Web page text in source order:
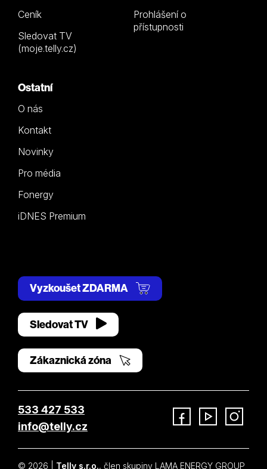
Ceník
Sledovat TV
(moje.telly.cz)
Prohlášení o
přístupnosti
Ostatní
O nás
Kontakt
Novinky
Pro média
Fonergy
iDNES Premium
Vyzkoušet ZDARMA
Sledovat TV
Zákaznická zóna
533 427 533
info@telly.cz
© 2026 | Telly s.r.o., člen skupiny LAMA ENERGY GROUP